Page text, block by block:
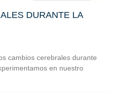
DURANTE LA
cambios cerebrales durante
en nuestro